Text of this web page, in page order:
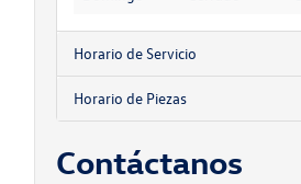
Horario de Servicio
Horario de Piezas
Contáctanos